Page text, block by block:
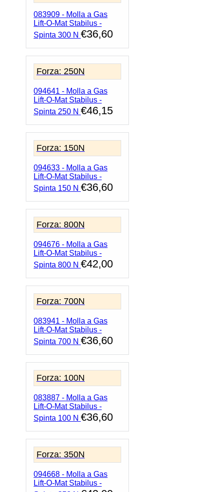
083909 - Molla a Gas
Lift-O-Mat Stabilus -
Spinta 300 N €36,60
Forza: 250N
094641 - Molla a Gas
Lift-O-Mat Stabilus -
Spinta 250 N €46,15
Forza: 150N
094633 - Molla a Gas
Lift-O-Mat Stabilus -
Spinta 150 N €36,60
Forza: 800N
094676 - Molla a Gas
Lift-O-Mat Stabilus -
Spinta 800 N €42,00
Forza: 700N
083941 - Molla a Gas
Lift-O-Mat Stabilus -
Spinta 700 N €36,60
Forza: 100N
083887 - Molla a Gas
Lift-O-Mat Stabilus -
Spinta 100 N €36,60
Forza: 350N
094668 - Molla a Gas
Lift-O-Mat Stabilus -